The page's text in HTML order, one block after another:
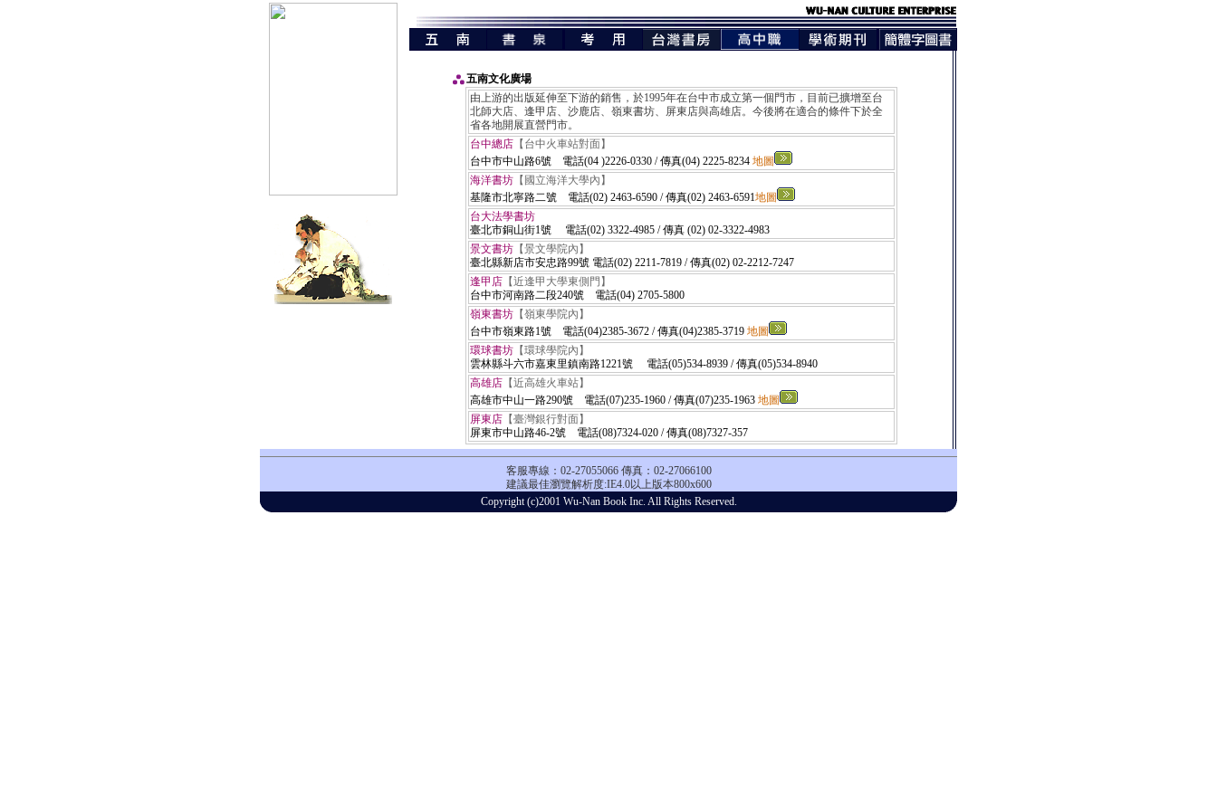
五南文化廣場
由上游的出版延伸至下游的銷售，於1995年在台中市成立第一個門市，目前已擴增至台
北師大店、逢甲店、沙鹿店、嶺東書坊、屏東店與高雄店。今後將在適合的條件下於全
省各地開展直營門市。
台中總店【台中火車站對面】
台中市中山路6號 電話(04 )2226-0330 / 傳真(04) 2225-8234 地圖
海洋書坊【國立海洋大學內】
基隆市北寧路二號
電話(02) 2463-6590 / 傳真(02) 2463-6591地圖
台大法學書坊
臺北市銅山街1號
電話(02) 3322-4985 / 傳真 (02) 02-3322-4983
景文書坊【景文學院內】
臺北縣新店市安忠路99號 電話(02) 2211-7819 / 傳真(02) 02-2212-7247
逢甲店【近逢甲大學東側門】
台中市河南路二段240號 電話(04) 2705-5800
嶺東書坊【嶺東學院內】
台中市嶺東路1號 電話(04)2385-3672 / 傳真(04)2385-3719 地圖
環球書坊【環球學院內】
雲林縣斗六市嘉東里鎮南路1221號 電話(05)534-8939 / 傳真(05)534-8940
高雄店【近高雄火車站】
高雄市中山一路290號 電話(07)235-1960 / 傳真(07)235-1963 地圖
屏東店【臺灣銀行對面】
屏東市中山路46-2號 電話(08)7324-020 / 傳真(08)7327-357
客服專線：02-27055066 傳真：02-27066100
建議最佳瀏覽解析度:IE4.0以上版本800x600
Copyright (c)2001 Wu-Nan Book Inc. All Rights Reserved.